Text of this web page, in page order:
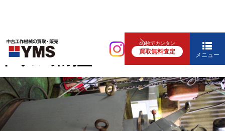
40秒でカンタン
買取無料査定 メニュー
研削盤
ドリル研削盤